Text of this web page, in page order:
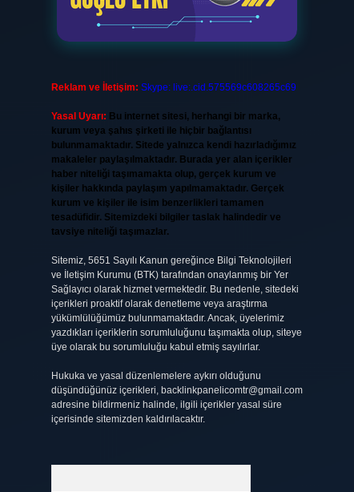
Reklam ve İletişim: Skype: live:.cid.575569c608265c69
Yasal Uyarı: Bu internet sitesi, herhangi bir marka,
kurum veya şahıs şirketi ile hiçbir bağlantısı
bulunmamaktadır. Sitede yalnızca kendi hazırladığımız
makaleler paylaşılmaktadır. Burada yer alan içerikler
haber niteliği taşımamakta olup, gerçek kurum ve
kişiler hakkında paylaşım yapılmamaktadır. Gerçek
kurum ve kişiler ile isim benzerlikleri tamamen
tesadüfidir. Sitemizdeki bilgiler taslak halindedir ve
tavsiye niteliği taşımazlar.
Sitemiz, 5651 Sayılı Kanun gereğince Bilgi Teknolojileri
ve İletişim Kurumu (BTK) tarafından onaylanmış bir Yer
Sağlayıcı olarak hizmet vermektedir. Bu nedenle, sitedeki
içerikleri proaktif olarak denetleme veya araştırma
yükümlülüğümüz bulunmamaktadır. Ancak, üyelerimiz
yazdıkları içeriklerin sorumluluğunu taşımakta olup, siteye
üye olarak bu sorumluluğu kabul etmiş sayılırlar.
Hukuka ve yasal düzenlemelere aykırı olduğunu
düşündüğünüz içerikleri, backlinkpanelicomtr@gmail.com
adresine bildirmeniz halinde, ilgili içerikler yasal süre
içerisinde sitemizden kaldırılacaktır.